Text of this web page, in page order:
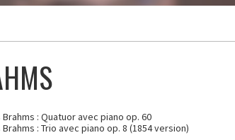
Brahms : Quatuor avec piano op. 60
: Trio avec piano op. 8 (1854 version)